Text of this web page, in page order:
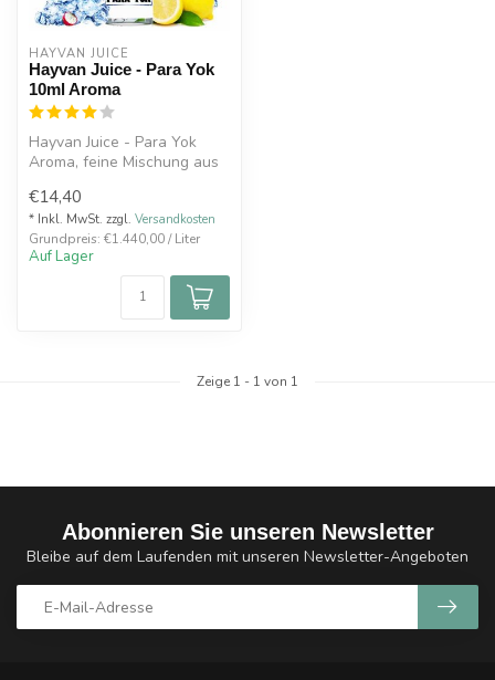
HAYVAN JUICE
Hayvan Juice - Para Yok
10ml Aroma
Hayvan Juice - Para Yok
Aroma, feine Mischung aus
Kak...
€14,40
* Inkl. MwSt. zzgl. Versandkosten
Grundpreis: €1.440,00 / Liter
Auf Lager
Zeige 1 - 1 von 1
Abonnieren Sie unseren Newsletter
Bleibe auf dem Laufenden mit unseren Newsletter-Angeboten